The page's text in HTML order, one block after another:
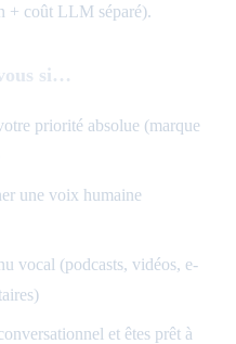
+ coût LLM séparé).
si…
priorité absolue (marque
une voix humaine
vocal (podcasts, vidéos, e-
et êtes prêt à